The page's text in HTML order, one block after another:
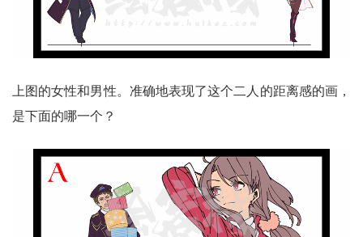
上图的女性和男性。准确地表现了这个二人的距离感的画，
是下面的哪一个？